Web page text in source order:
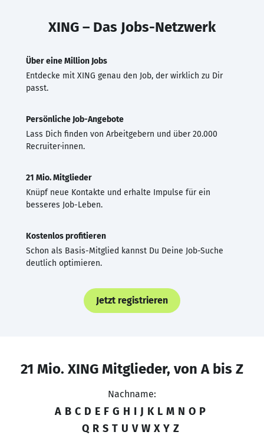
XING – Das Jobs-Netzwerk
Über eine Million Jobs
Entdecke mit XING genau den Job, der wirklich zu Dir
passt.
Persönliche Job-Angebote
Lass Dich finden von Arbeitgebern und über 20.000
Recruiter·innen.
21 Mio. Mitglieder
Knüpf neue Kontakte und erhalte Impulse für ein
besseres Job-Leben.
Kostenlos profitieren
Schon als Basis-Mitglied kannst Du Deine Job-Suche
deutlich optimieren.
Jetzt registrieren
21 Mio. XING Mitglieder, von A bis Z
Nachname:
A B C D E F G H I J K L M N O P
Q R S T U V W X Y Z